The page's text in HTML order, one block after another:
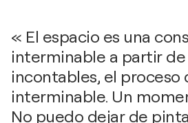
« El espacio es una
interminable a partir
incontables, el proceso
interminable. Un
No puedo dejar de